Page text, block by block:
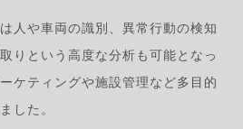
人や車両の識別、異常行動の検知
りという高度な分析も可能となっ
ケティングや施設管理など多目的
した。